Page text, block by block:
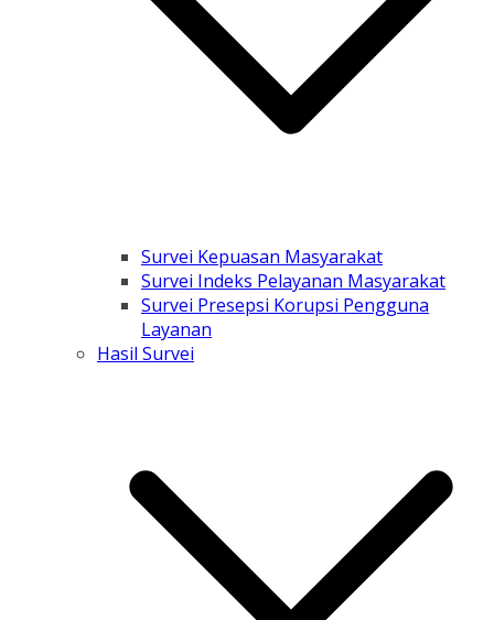
Survei Kepuasan Masyarakat
Survei Indeks Pelayanan Masyarakat
Survei Presepsi Korupsi Pengguna
Layanan
Hasil Survei